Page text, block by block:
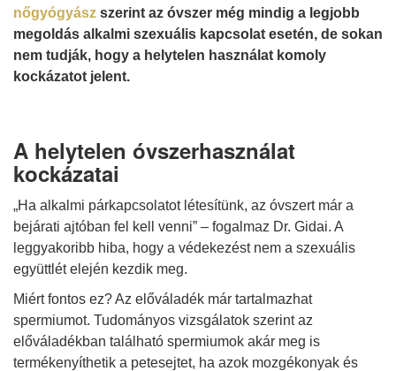
nőgyógyász szerint az óvszer még mindig a legjobb
megoldás alkalmi szexuális kapcsolat esetén, de sokan
nem tudják, hogy a helytelen használat komoly
kockázatot jelent.
A helytelen óvszerhasználat
kockázatai
„Ha alkalmi párkapcsolatot létesítünk, az óvszert már a
bejárati ajtóban fel kell venni” – fogalmaz Dr. Gidai. A
leggyakoribb hiba, hogy a védekezést nem a szexuális
együttlét elején kezdik meg.
Miért fontos ez? Az előváladék már tartalmazhat
spermiumot. Tudományos vizsgálatok szerint az
előváladékban található spermiumok akár meg is
termékenyíthetik a petesejtet, ha azok mozgékonyak és